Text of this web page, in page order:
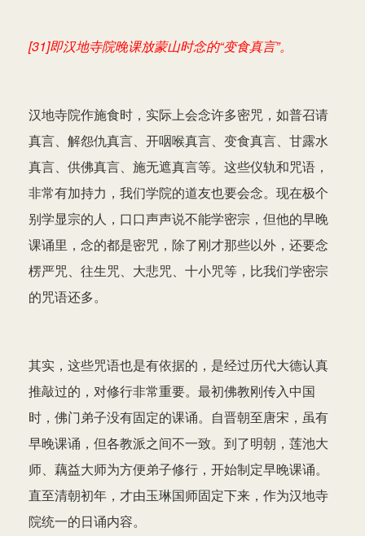
[31]即汉地寺院晚课放蒙山时念的“变食真言”。
汉地寺院作施食时，实际上会念许多密咒，如普召请
真言、解怨仇真言、开咽喉真言、变食真言、甘露水
真言、供佛真言、施无遮真言等。这些仪轨和咒语，
非常有加持力，我们学院的道友也要会念。现在极个
别学显宗的人，口口声声说不能学密宗，但他的早晚
课诵里，念的都是密咒，除了刚才那些以外，还要念
楞严咒、往生咒、大悲咒、十小咒等，比我们学密宗
的咒语还多。
其实，这些咒语也是有依据的，是经过历代大德认真
推敲过的，对修行非常重要。最初佛教刚传入中国
时，佛门弟子没有固定的课诵。自晋朝至唐宋，虽有
早晚课诵，但各教派之间不一致。到了明朝，莲池大
师、藕益大师为方便弟子修行，开始制定早晚课诵。
直至清朝初年，才由玉琳国师固定下来，作为汉地寺
院统一的日诵内容。